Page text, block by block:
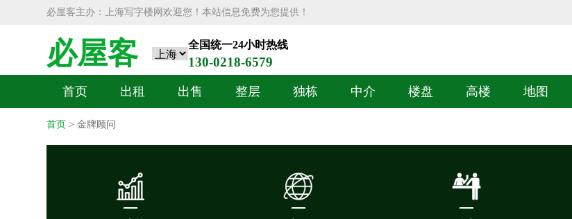
必屋客主办：上海写字楼网欢迎您！本站信息免费为您提供！
必屋客 全国统一24小时热线
130-0218-6579
首页 出租 出售 整层 独栋 中介 楼盘 高楼 地图
首页 > 金牌顾问